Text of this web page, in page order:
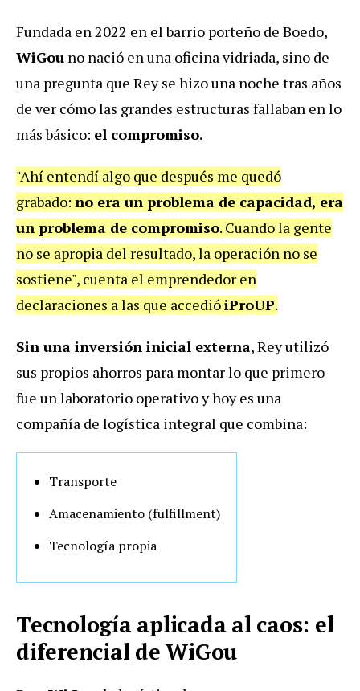
Fundada en 2022 en el barrio porteño de Boedo,
WiGou no nació en una oficina vidriada, sino de
una pregunta que Rey se hizo una noche tras años
de ver cómo las grandes estructuras fallaban en lo
más básico: el compromiso.
"Ahí entendí algo que después me quedó
grabado: no era un problema de capacidad, era
un problema de compromiso. Cuando la gente
no se apropia del resultado, la operación no se
sostiene", cuenta el emprendedor en
declaraciones a las que accedióiProUP.
Sin una inversión inicial externa, Rey utilizó
sus propios ahorros para montar lo que primero
fue un laboratorio operativo y hoy es una
compañía de logística integral que combina:
Transporte
Amacenamiento (fulfillment)
Tecnología propia
Tecnología aplicada al caos: el
diferencial de WiGou